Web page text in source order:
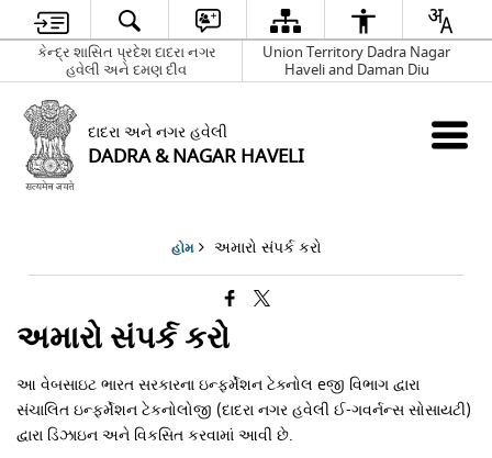
કેન્દ્ર શાસિત પ્રદેશ દાદરા નગર
હવેલી અને દમણ દીવ
Union Territory Dadra Nagar
Haveli and Daman Diu
દાદરા અને નગર હવેલી
DADRA & NAGAR HAVELI
હોમ અમારો સંપર્ક કરો
અમારો સંપર્ક કરો
આ વેબસાઇટ ભારત સરકારના ઇન્ફર્મેશન ટેક્નોલ eજી વિભાગ દ્વારા
સંચાલિત ઇન્ફર્મેશન ટેકનોલોજી (દાદરા નગર હવેલી ઈ-ગવર્નન્સ સોસાયટી)
દ્વારા ડિઝાઇન અને વિકસિત કરવામાં આવી છે.